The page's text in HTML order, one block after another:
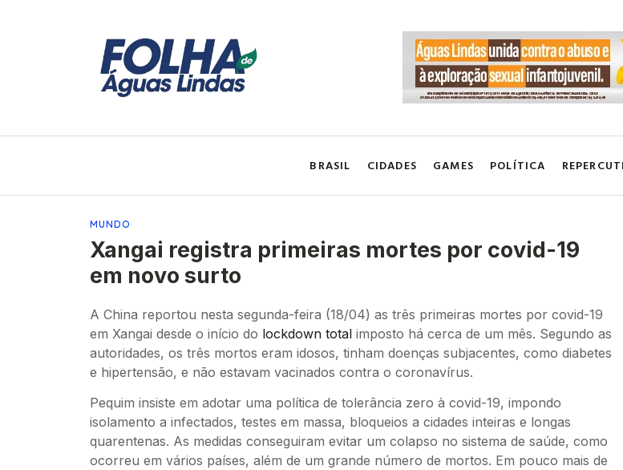
BRASIL CIDADES GAMES POLÍTICA
MUNDO
Xangai registra primeiras mortes por covid-19
em novo surto
A China reportou nesta segunda-feira (18/04) as três primeiras mortes por covid-19
em Xangai desde o início do lockdown total imposto há cerca de um mês. Segundo as
autoridades, os três mortos eram idosos, tinham doenças subjacentes, como diabetes
e hipertensão, e não estavam vacinados contra o coronavírus.
Pequim insiste em adotar uma política de tolerância zero à covid-19, impondo
isolamento a infectados, testes em massa, bloqueios a cidades inteiras e longas
quarentenas. As medidas conseguiram evitar um colapso no sistema de saúde, como
ocorreu em vários países, além de um grande número de mortos. Em pouco mais de